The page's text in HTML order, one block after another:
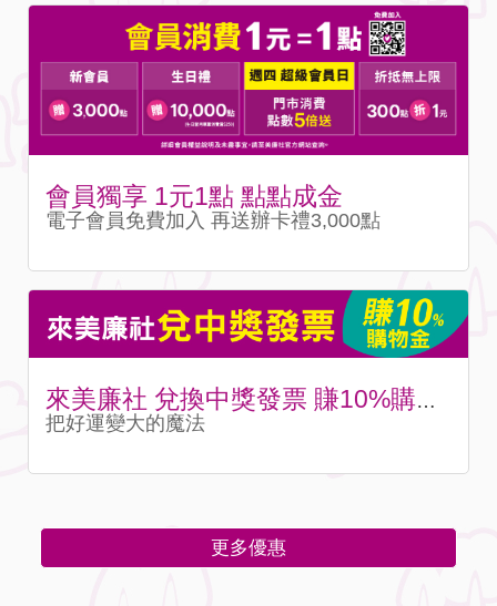
會員獨享 1元1點 點點成金
電子會員免費加入 再送辦卡禮3,000點
來美廉社 兌換中獎發票 賺10%購物金
把好運變大的魔法
更多優惠